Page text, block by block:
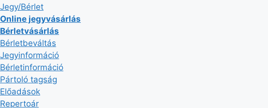
Jegy/Bérlet
Online jegyvásárlás
Bérletvásárlás
Bérletbeváltás
Jegyinformáció
Bérletinformáció
Pártoló tagság
Előadások
Repertoár